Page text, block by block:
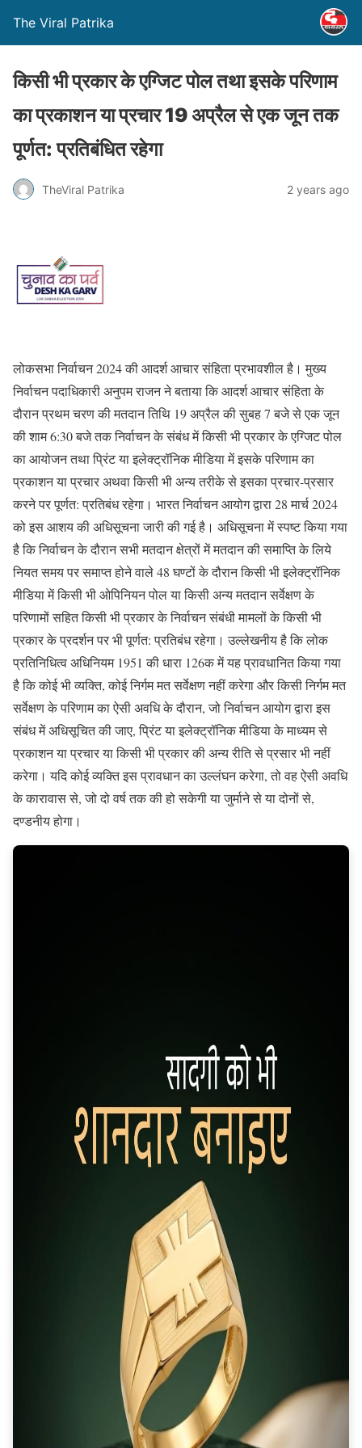
The Viral Patrika
किसी भी प्रकार के एग्जिट पोल तथा इसके परिणाम
का प्रकाशन या प्रचार 19 अप्रैल से एक जून तक
पूर्णत: प्रतिबंधित रहेगा
TheViral Patrika 2 years ago
लोकसभा निर्वाचन 2024 की आदर्श आचार संहिता प्रभावशील है। मुख्य
निर्वाचन पदाधिकारी अनुपम राजन ने बताया कि आदर्श आचार संहिता के
दौरान प्रथम चरण की मतदान तिथि 19 अप्रैल की सुबह 7 बजे से एक जून
की शाम 6:30 बजे तक निर्वाचन के संबंध में किसी भी प्रकार के एग्जिट पोल
का आयोजन तथा प्रिंट या इलेक्ट्रॉनिक मीडिया में इसके परिणाम का
प्रकाशन या प्रचार अथवा किसी भी अन्य तरीके से इसका प्रचार-प्रसार
करने पर पूर्णत: प्रतिबंध रहेगा। भारत निर्वाचन आयोग द्वारा 28 मार्च 2024
को इस आशय की अधिसूचना जारी की गई है। अधिसूचना में स्पष्ट किया गया
है कि निर्वाचन के दौरान सभी मतदान क्षेत्रों में मतदान की समाप्ति के लिये
नियत समय पर समाप्त होने वाले 48 घण्टों के दौरान किसी भी इलेक्ट्रॉनिक
मीडिया में किसी भी ओपिनियन पोल या किसी अन्य मतदान सर्वेक्षण के
परिणामों सहित किसी भी प्रकार के निर्वाचन संबंधी मामलों के किसी भी
प्रकार के प्रदर्शन पर भी पूर्णत: प्रतिबंध रहेगा। उल्लेखनीय है कि लोक
प्रतिनिधित्व अधिनियम 1951 की धारा 126क में यह प्रावधानित किया गया
है कि कोई भी व्यक्ति, कोई निर्गम मत सर्वेक्षण नहीं करेगा और किसी निर्गम मत
सर्वेक्षण के परिणाम का ऐसी अवधि के दौरान, जो निर्वाचन आयोग द्वारा इस
संबंध में अधिसूचित की जाए, प्रिंट या इलेक्ट्रॉनिक मीडिया के माध्यम से
प्रकाशन या प्रचार या किसी भी प्रकार की अन्य रीति से प्रसार भी नहीं
करेगा। यदि कोई व्यक्ति इस प्रावधान का उल्लंघन करेगा, तो वह ऐसी अवधि
के कारावास से, जो दो वर्ष तक की हो सकेगी या जुर्माने से या दोनों से,
दण्डनीय होगा।